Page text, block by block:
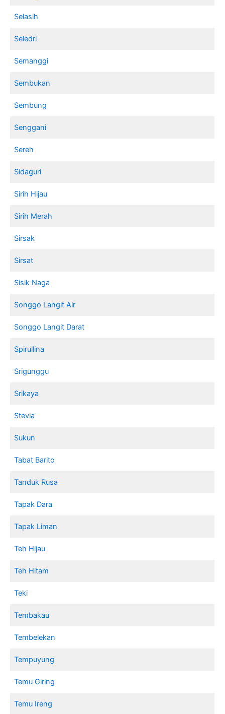
Selasih
Seledri
Semanggi
Sembukan
Sembung
Senggani
Sereh
Sidaguri
Sirih Hijau
Sirih Merah
Sirsak
Sirsat
Sisik Naga
Songgo Langit Air
Songgo Langit Darat
Spirullina
Srigunggu
Srikaya
Stevia
Sukun
Tabat Barito
Tanduk Rusa
Tapak Dara
Tapak Liman
Teh Hijau
Teh Hitam
Teki
Tembakau
Tembelekan
Tempuyung
Temu Giring
Temu Ireng